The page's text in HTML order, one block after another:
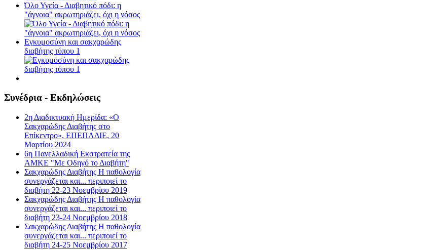
Όλο Υγεία - Διαβητικό πόδι: η
"άγνοια" ακρωτηριάζει, όχι η νόσος
Εγκυμοσύνη και σακχαρώδης
διαβήτης τύπου 1
Συνέδρια - Εκδηλώσεις
2η Διαδικτυακή Ημερίδα: «Ο
Σακχαρώδης Διαβήτης στο
Επίκεντρο», ΕΠΕΠΑΔΙΕ, 20
Μαρτίου 2024
6η Πανελλαδική Εκστρατεία της
ΑΜΚΕ "Με Οδηγό το Διαβήτη"
Σακχαρώδης Διαβήτης Η παθολογία
συνεργάζεται και... περιποιεί το
διαβήτη 22-23 Νοεμβρίου 2019
Σακχαρώδης Διαβήτης Η παθολογία
συνεργάζεται και... περιποιεί το
διαβήτη 23-24 Νοεμβρίου 2018
Σακχαρώδης Διαβήτης Η παθολογία
συνεργάζεται και... περιποιεί το
διαβήτη 24-25 Νοεμβρίου 2017